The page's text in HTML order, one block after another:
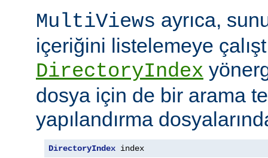
MultiViews ayrıca,
içeriğini listelemeye
DirectoryIndex
dosya için de bir arama
yapılandırma
DirectoryIndex index